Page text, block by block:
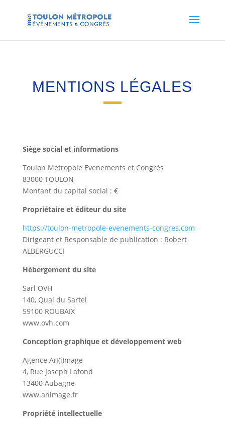
MENTIONS LÉGALES
Siège social et informations
Toulon Metropole Evenements et Congrès
83000 TOULON
Montant du capital social : €
Propriétaire et éditeur du site
https://toulon-metropole-evenements-congres.com
Dirigeant et Responsable de publication : Robert
ALBERGUCCI
Hébergement du site
Sarl OVH
140, Quai du Sartel
59100 ROUBAIX
www.ovh.com
Conception graphique et développement web
Agence An(i)mage
4, Rue Joseph Lafond
13400 Aubagne
www.animage.fr
Propriété intellectuelle